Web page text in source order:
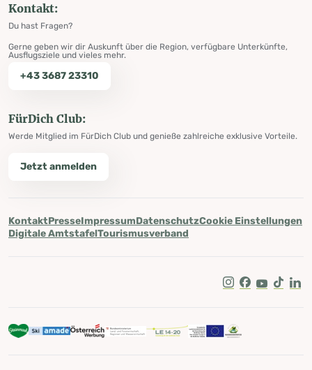
Kontakt:
Du hast Fragen?
Gerne geben wir dir Auskunft über die Region, verfügbare Unterkünfte,
Ausflugsziele und vieles mehr.
+43 3687 23310
FürDich Club:
Werde Mitglied im FürDich Club und genieße zahlreiche exklusive Vorteile.
Jetzt anmelden
KontaktPresseImpressumDatenschutzCookie Einstellungen
Digitale AmtstafelTourismusverband
Instagram
Facebook
Youtube
Tik Tok